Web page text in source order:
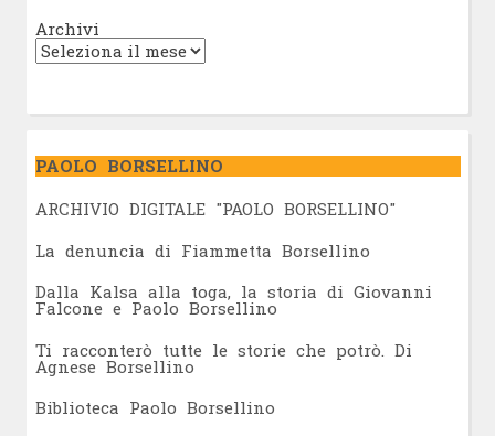
Archivi
PAOLO BORSELLINO
ARCHIVIO DIGITALE "PAOLO BORSELLINO"
La denuncia di Fiammetta Borsellino
Dalla Kalsa alla toga, la storia di Giovanni
Falcone e Paolo Borsellino
Ti racconterò tutte le storie che potrò. Di
Agnese Borsellino
Biblioteca Paolo Borsellino